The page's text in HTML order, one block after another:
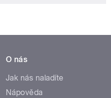
O nás
Jak nás naladíte
Nápověda